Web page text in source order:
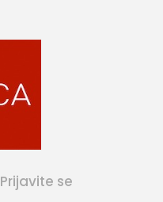
Prijavite se